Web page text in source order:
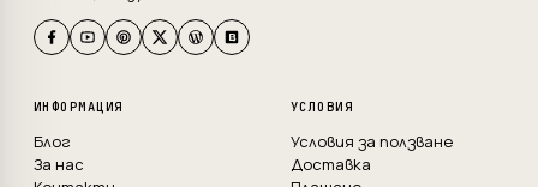
ИНФОРМАЦИЯ
Блог
За нас
УСЛОВИЯ
Условия за ползване
Доставка